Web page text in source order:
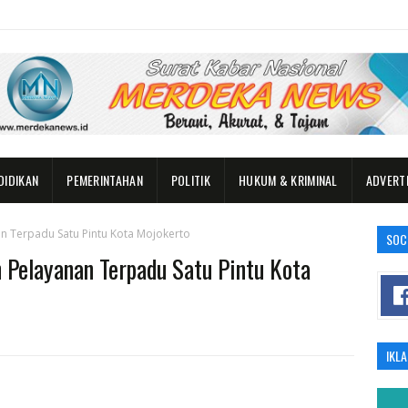
PEMERINTAHAN POLITIK HUKUM & KRIMINAL
Terpadu Satu Pintu Kota Mojokerto
Terpadu Satu Pintu Kota